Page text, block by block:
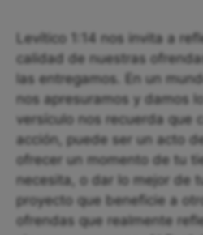
Levítico 1:14 nos invita a
calidad de nuestras
las entregamos. En un
nos apresuramos y damos
versículo nos recuerda que
acción, puede ser un acto
ofrecer un momento de tu
necesita, o dar lo mejor de
proyecto que beneficie a
ofrendas que realmente